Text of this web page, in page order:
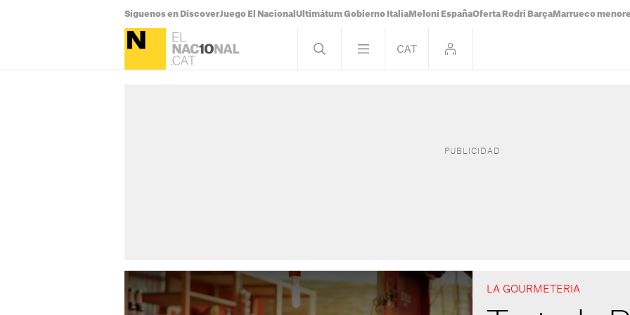
Síguenos en DiscoverJuego El Nacional Ultimátum Gobierno Italia Meloni EspañaOferta Rodri Barça Marrueco
LA GOURMETERIA